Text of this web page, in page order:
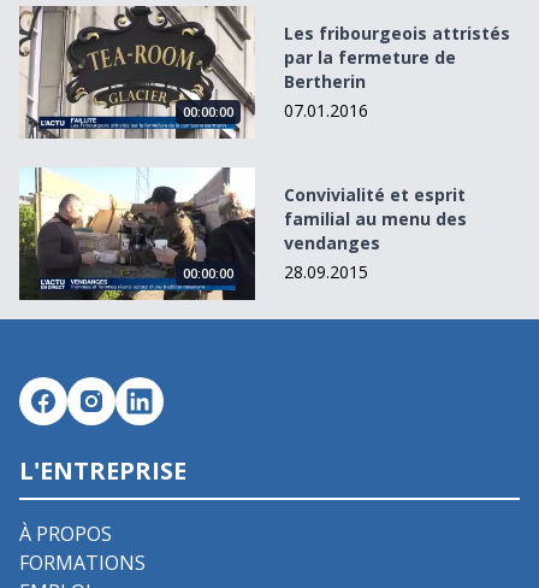
Les fribourgeois attristés par la fermeture de Bertherin
00:00:00
Les fribourgeois attristés
par la fermeture de
Bertherin
07.01.2016
Convivialité et esprit familial au menu des vendanges
00:00:00
Convivialité et esprit
familial au menu des
vendanges
28.09.2015
L'ENTREPRISE
À PROPOS
FORMATIONS